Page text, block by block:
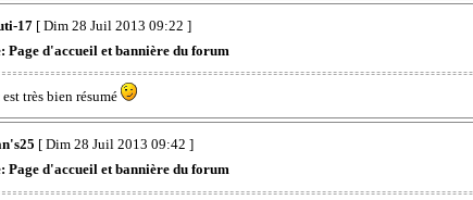
17 [ Dim 28 Juil 2013 09:22 ]
Page d'accueil et bannière du forum
très bien résumé
[ Dim 28 Juil 2013 09:42 ]
Page d'accueil et bannière du forum